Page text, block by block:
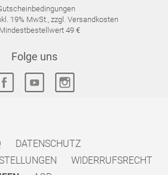
19% MwSt., zzgl. Versandkosten
49 €
Folge uns
DATENSCHUTZ
WIDERRUFSRECHT